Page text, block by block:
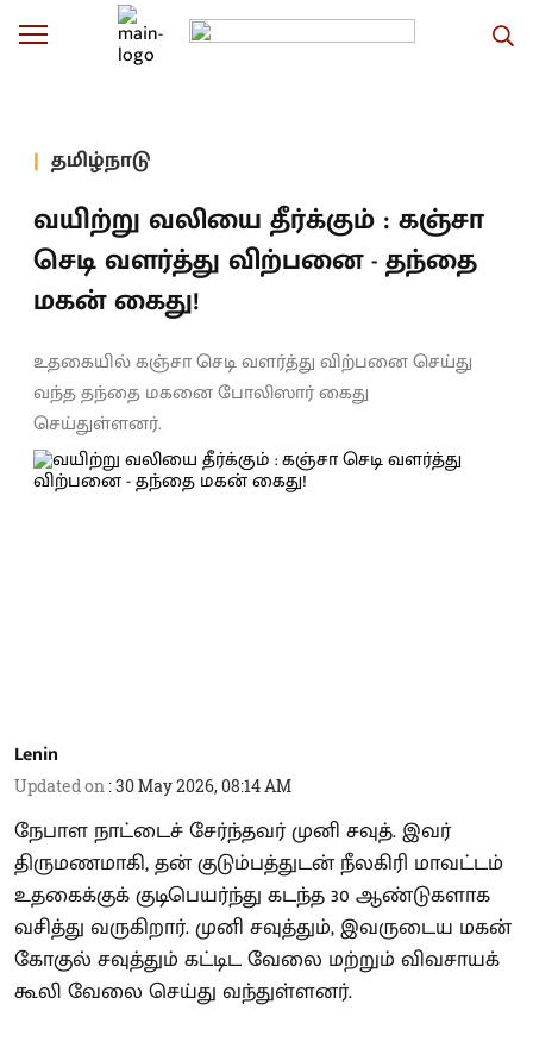
தமிழ்நாடு
வயிற்று வலியை தீர்க்கும் : கஞ்சா
செடி வளர்த்து விற்பனை - தந்தை
மகன் கைது!
உதகையில் கஞ்சா செடி வளர்த்து விற்பனை செய்து
வந்த தந்தை மகனை போலிஸார் கைது
செய்துள்ளனர்.
Lenin
Updated on :30 May 2026, 08:14 AM
நேபாள நாட்டைச் சேர்ந்தவர் முனி சவுத். இவர்
திருமணமாகி, தன் குடும்பத்துடன் நீலகிரி மாவட்டம்
உதகைக்குக் குடிபெயர்ந்து கடந்த 30 ஆண்டுகளாக
வசித்து வருகிறார். முனி சவுத்தும், இவருடைய மகன்
கோகுல் சவுத்தும் கட்டிட வேலை மற்றும் விவசாயக்
கூலி வேலை செய்து வந்துள்ளனர்.